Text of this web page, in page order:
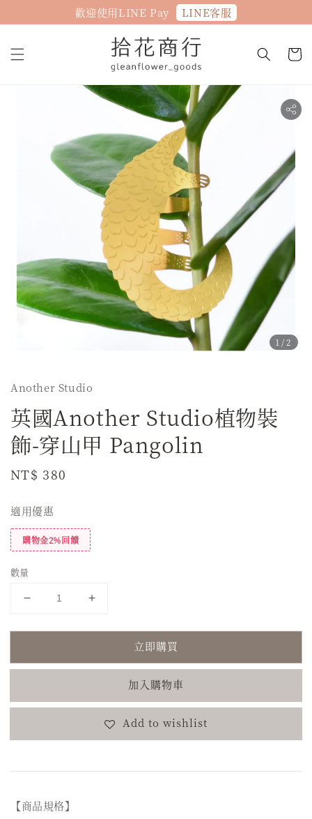
歡迎使用LINE Pay LINE客服
1 /2
Another Studio
英國Another Studio植物裝
飾-穿山甲 Pangolin
Regular
NT$ 380
適用優惠
購物金2%回饋
數量
立即購買
加入購物車
Add to wishlist
【商品規格】